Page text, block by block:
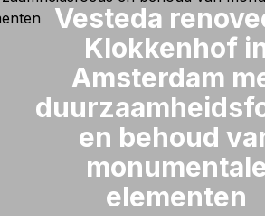
Vesteda
Klokkenhof
Amsterdam
en behoud
elementen